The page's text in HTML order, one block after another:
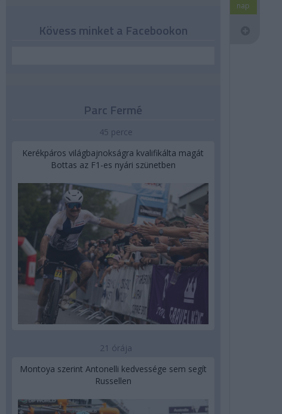
nap
Kövess minket a Facebookon
Parc Fermé
45 perce
Kerékpáros világbajnokságra kvalifikálta magát
Bottas az F1-es nyári szünetben
21 órája
Montoya szerint Antonelli kedvessége sem segít
Russellen